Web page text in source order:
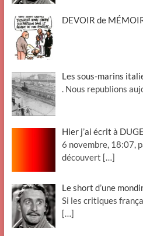
DEVOIR de
Les sous-marins
. Nous republions
Hier j’ai écrit à
6 novembre, 18:07,
découvert […]
Le short d’une
Si les critiques
[…]